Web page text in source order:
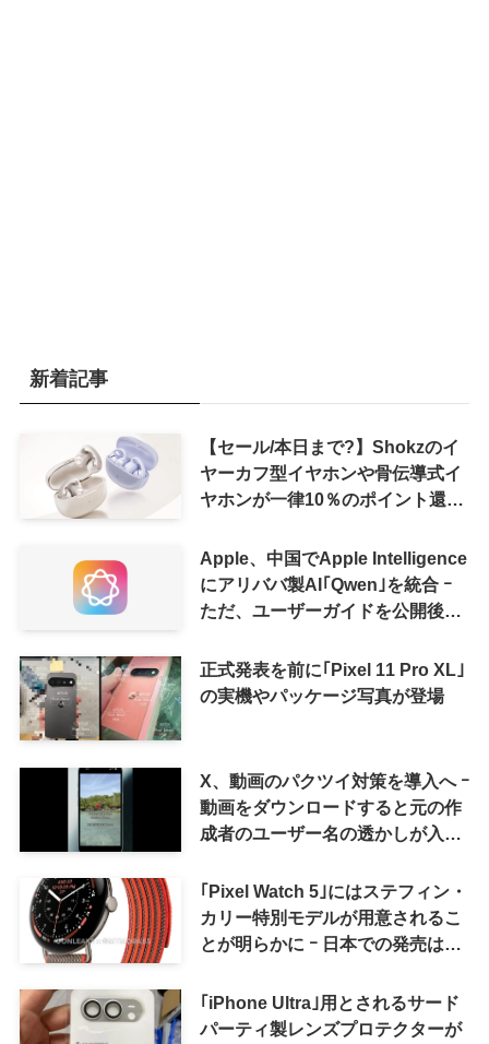
新着記事
【セール/本日まで?】Shokzのイ
ヤーカフ型イヤホンや骨伝導式イ
ヤホンが一律10％のポイント還元
Apple、中国でApple Intelligence
にアリババ製AI｢Qwen｣を統合 ｰ
ただ、ユーザーガイドを公開後に
正式発表を前に｢Pixel 11 Pro XL｣
の実機やパッケージ写真が登場
X、動画のパクツイ対策を導入へ ｰ
動画をダウンロードすると元の作
成者のユーザー名の透かしが入る
｢Pixel Watch 5｣にはステフィン・
カリー特別モデルが用意されるこ
とが明らかに ｰ 日本での発売は期
｢iPhone Ultra｣用とされるサード
パーティ製レンズプロテクターが